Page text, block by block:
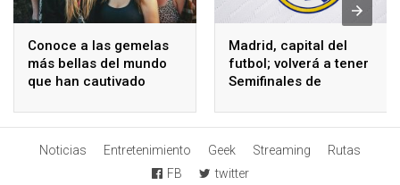
Conoce a las gemelas
más bellas del mundo
que han cautivado
Madrid, capital del
futbol; volverá a tener
Semifinales de
Noticias Entretenimiento Geek Streaming
Rutas
FB
twitter